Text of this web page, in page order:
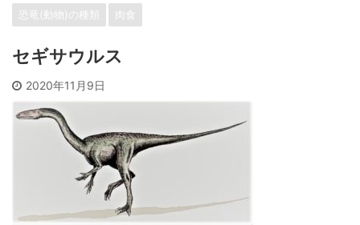
恐竜(動物)の種類 肉食
セギサウルス
2020年11月9日